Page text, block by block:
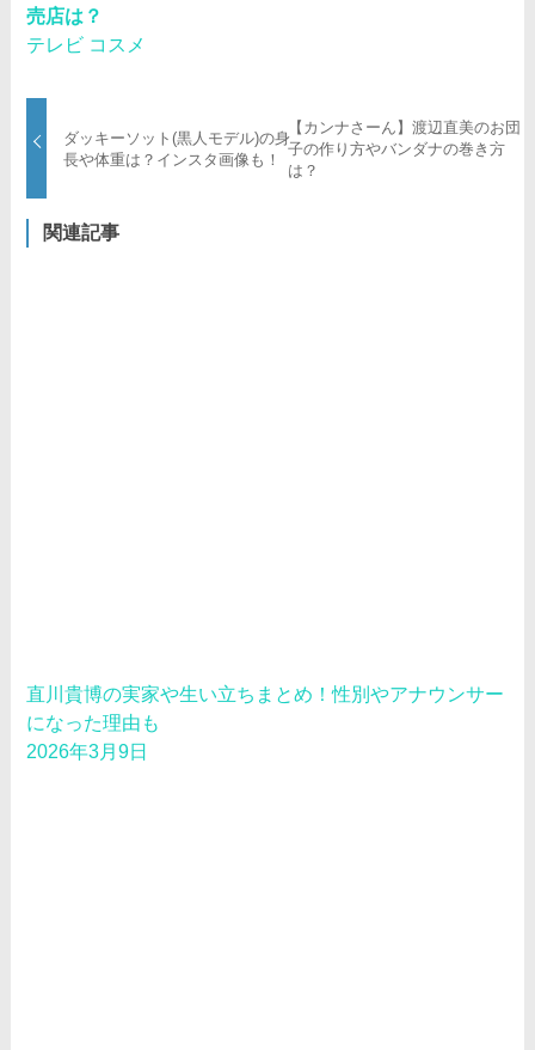
売店は？
テレビ コスメ
ダッキーソット(黒人モデル)の身
長や体重は？インスタ画像も！
【カンナさーん】渡辺直美のお団
子の作り方やバンダナの巻き方
は？
関連記事
直川貴博の実家や生い立ちまとめ！性別やアナウンサー
になった理由も
2026年3月9日